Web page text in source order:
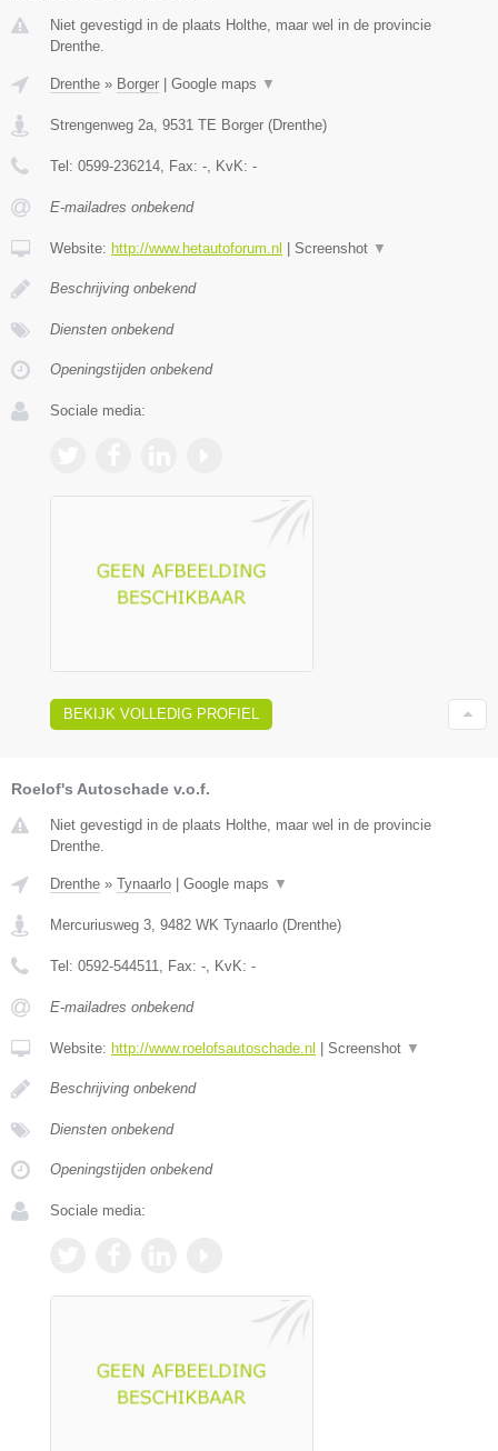
Niet gevestigd in de plaats Holthe, maar wel in de provincie
Drenthe.
Drenthe » Borger Google maps ▼
Strengenweg 2a, 9531 TE Borger (Drenthe)
Tel: 0599-236214, Fax: -, KvK: -
E-mailadres onbekend
Website: http://www.hetautoforum.nl Screenshot ▼
Beschrijving onbekend
Diensten onbekend
Openingstijden onbekend
Sociale media:
BEKIJK VOLLEDIG PROFIEL
Roelof's Autoschade v.o.f.
Niet gevestigd in de plaats Holthe, maar wel in de provincie
Drenthe.
Drenthe » Tynaarlo Google maps ▼
Mercuriusweg 3 9482 WK Tynaarlo (Drenthe)
Tel: 0592-544511 , Fax: - , KvK: -
E-mailadres onbekend
Website: http://www.roelofsautoschade.nl Screenshot ▼
Beschrijving onbekend
Diensten onbekend
Openingstijden onbekend
Sociale media: